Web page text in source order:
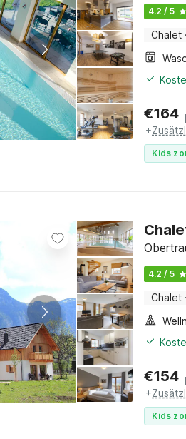
4.2 / 5
Chalet ·
€164
+
Kids
4.2 / 5
Chalet ·
€154
+
Kids